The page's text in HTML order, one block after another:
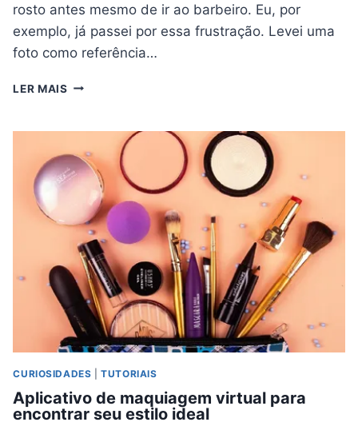
rosto antes mesmo de ir ao barbeiro. Eu, por
exemplo, já passei por essa frustração. Levei uma
foto como referência…
LER MAIS EXPERIMENTE
ESTILOS
DE
CABELO
MASCULINO
CURIOSIDADES |TUTORIAIS
Aplicativo de maquiagem virtual para
encontrar seu estilo ideal